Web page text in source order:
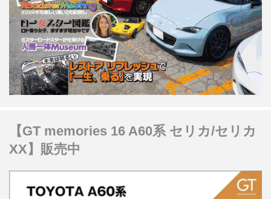
【GT memories 16 A60系 セリカ/セリカ
XX】販売中